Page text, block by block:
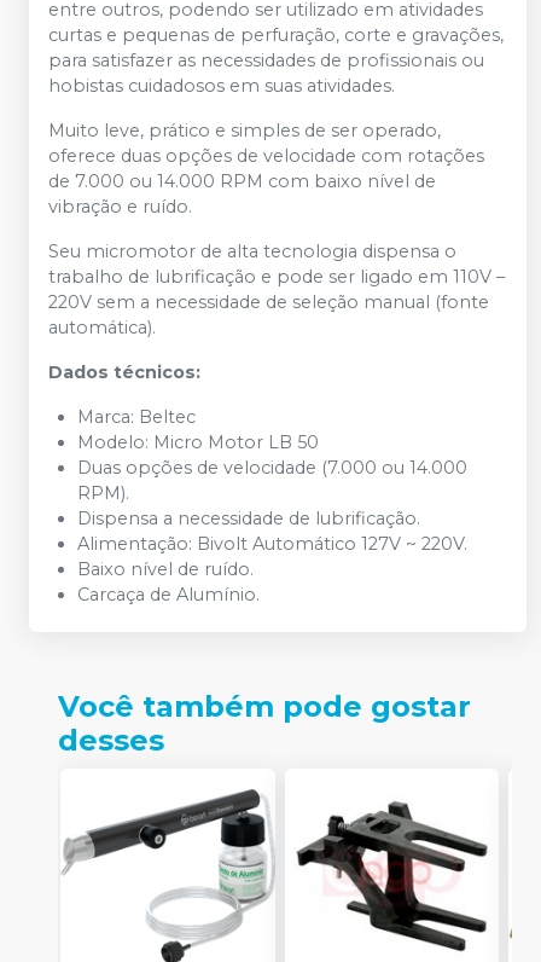
entre outros, podendo ser utilizado em atividades
curtas e pequenas de perfuração, corte e gravações,
para satisfazer as necessidades de profissionais ou
hobistas cuidadosos em suas atividades.
Muito leve, prático e simples de ser operado,
oferece duas opções de velocidade com rotações
de 7.000 ou 14.000 RPM com baixo nível de
vibração e ruído.
Seu micromotor de alta tecnologia dispensa o
trabalho de lubrificação e pode ser ligado em 110V –
220V sem a necessidade de seleção manual (fonte
automática).
Dados técnicos:
Marca: Beltec
Modelo: Micro Motor LB 50
Duas opções de velocidade (7.000 ou 14.000
RPM).
Dispensa a necessidade de lubrificação.
Alimentação: Bivolt Automático 127V ~ 220V.
Baixo nível de ruído.
Carcaça de Alumínio.
Você também pode gostar
desses